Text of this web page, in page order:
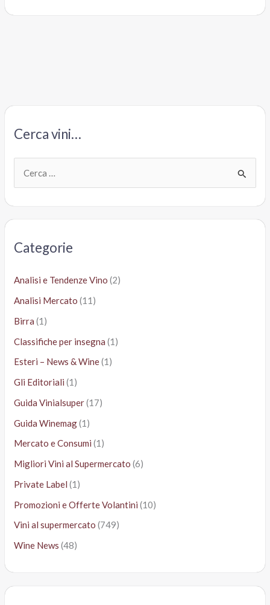
Cerca vini…
Categorie
Analisi e Tendenze Vino (2)
Analisi Mercato (11)
Birra (1)
Classifiche per insegna (1)
Esteri – News & Wine(1)
Gli Editoriali (1)
Guida Vinialsuper(17)
Guida Winemag(1)
Mercato e Consumi (1)
Migliori Vini al Supermercato (6)
Private Label (1)
Promozioni e Offerte Volantini (10)
Vini al supermercato (749)
Wine News (48)